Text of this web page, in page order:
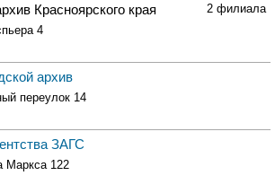
2 филиала
Красноярского края
4
архив
переулок 14
ЗАГС
Маркса 122